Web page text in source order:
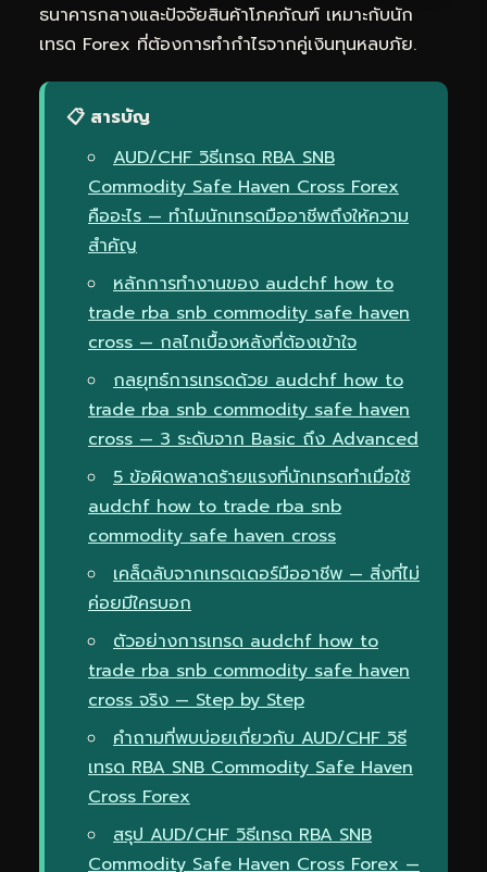
ธนาคารกลางและปัจจัยสินค้าโภคภัณฑ์ เหมาะกับนัก
เทรด Forex ที่ต้องการทำกำไรจากคู่เงินทุนหลบภัย.
📋 สารบัญ
AUD/CHF วิธีเทรด RBA SNB
Commodity Safe Haven Cross Forex
คืออะไร — ทำไมนักเทรดมืออาชีพถึงให้ความ
สำคัญ
หลักการทำงานของ audchf how to
trade rba snb commodity safe haven
cross — กลไกเบื้องหลังที่ต้องเข้าใจ
กลยุทธ์การเทรดด้วย audchf how to
trade rba snb commodity safe haven
cross — 3 ระดับจาก Basic ถึง Advanced
5 ข้อผิดพลาดร้ายแรงที่นักเทรดทำเมื่อใช้
audchf how to trade rba snb
commodity safe haven cross
เคล็ดลับจากเทรดเดอร์มืออาชีพ — สิ่งที่ไม่
ค่อยมีใครบอก
ตัวอย่างการเทรด audchf how to
trade rba snb commodity safe haven
cross จริง — Step by Step
คำถามที่พบบ่อยเกี่ยวกับ AUD/CHF วิธี
เทรด RBA SNB Commodity Safe Haven
Cross Forex
สรุป AUD/CHF วิธีเทรด RBA SNB
Commodity Safe Haven Cross Forex —